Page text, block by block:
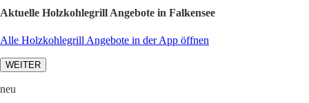
Aktuelle Holzkohlegrill Angebote in Falkensee
Alle Holzkohlegrill Angebote in der App öffnen
WEITER
neu